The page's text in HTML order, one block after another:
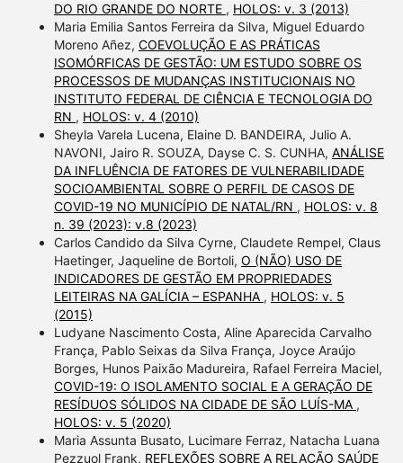
DO RIO GRANDE DO NORTE , HOLOS: v. 3 (2013)
Maria Emilia Santos Ferreira da Silva, Miguel Eduardo
Moreno Añez, COEVOLUÇÃO E AS PRÁTICAS
ISOMÓRFICAS DE GESTÃO: UM ESTUDO SOBRE OS
PROCESSOS DE MUDANÇAS INSTITUCIONAIS NO
INSTITUTO FEDERAL DE CIÊNCIA E TECNOLOGIA DO
RN , HOLOS: v. 4 (2010)
Sheyla Varela Lucena, Elaine D. BANDEIRA, Julio A.
NAVONI, Jairo R. SOUZA, Dayse C. S. CUNHA, ANÁLISE
DA INFLUÊNCIA DE FATORES DE VULNERABILIDADE
SOCIOAMBIENTAL SOBRE O PERFIL DE CASOS DE
COVID-19 NO MUNICÍPIO DE NATAL/RN , HOLOS: v. 8
n. 39 (2023): v.8 (2023)
Carlos Candido da Silva Cyrne, Claudete Rempel, Claus
Haetinger, Jaqueline de Bortoli, O (NÃO) USO DE
INDICADORES DE GESTÃO EM PROPRIEDADES
LEITEIRAS NA GALÍCIA – ESPANHA , HOLOS: v. 5
(2015)
Ludyane Nascimento Costa, Aline Aparecida Carvalho
França, Pablo Seixas da Silva França, Joyce Araújo
Borges, Hunos Paixão Madureira, Rafael Ferreira Maciel,
COVID-19: O ISOLAMENTO SOCIAL E A GERAÇÃO DE
RESÍDUOS SÓLIDOS NA CIDADE DE SÃO LUÍS-MA ,
HOLOS: v. 5 (2020)
Maria Assunta Busato, Lucimare Ferraz, Natacha Luana
Pezzuol Frank, REFLEXÕES SOBRE A RELAÇÃO SAÚDE